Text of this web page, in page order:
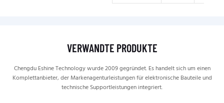
VERWANDTE PRODUKTE
Chengdu Eshine Technology wurde 2009 gegründet. Es handelt sich um einen
Komplettanbieter, der Markenagenturleistungen für elektronische Bauteile und
technische Supportleistungen integriert.